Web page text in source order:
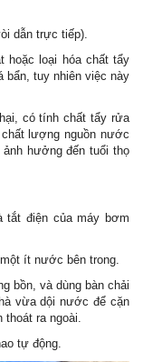
dẫn trực tiếp).
hoặc loại hóa chất tẩy
bẩn, tuy nhiên việc này
có tính chất tẩy rửa
lượng nguồn nước
hưởng đến tuổi thọ
tắt điện của máy bơm
ít nước bên trong.
bồn, và dùng bàn chải
vừa dội nước để cặn
ra ngoài.
tự động.